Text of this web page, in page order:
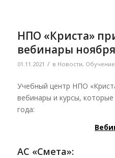
НПО «Криста»
вебинары ноября
01.11.2021 / в Новости, Обучение
Учебный центр НПО
вебинары и курсы,
года:
АС «Смета»: